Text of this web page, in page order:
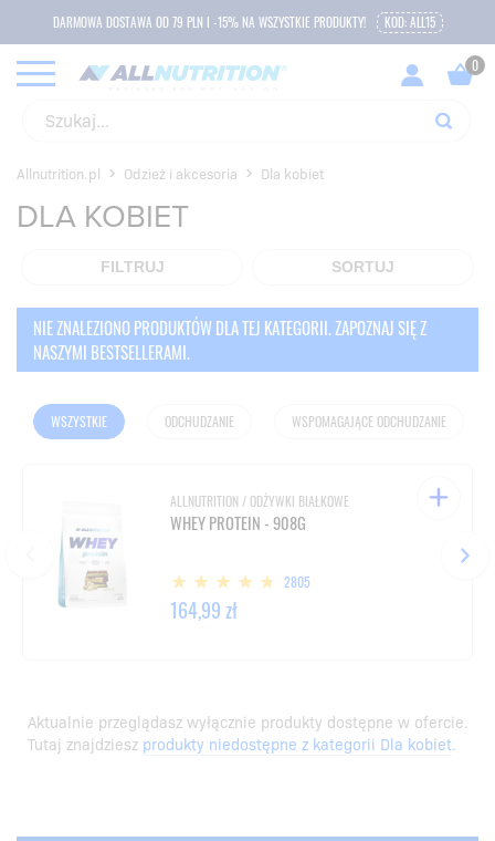
DARMOWA DOSTAWA OD 79 PLN I -15% NA WSZYSTKIE PRODUKTY! KOD: ALL15
Allnutrition.pl Odzież i akcesoria Dla kobiet
DLA KOBIET
FILTRUJ SORTUJ
NIE ZNALEZIONO PRODUKTÓW DLA TEJ KATEGORII. ZAPOZNAJ SIĘ Z
NASZYMI BESTSELLERAMI.
WSZYSTKIE ODCHUDZANIE WSPOMAGAJĄCE ODCHUDZANIE
ALLNUTRITION / ODŻYWKI BIAŁKOWE
WHEY PROTEIN - 908G
2805
164,99 zł
Aktualnie przeglądasz wyłącznie produkty dostępne w ofercie.
Tutaj znajdziesz produkty niedostępne z kategorii Dla kobiet.